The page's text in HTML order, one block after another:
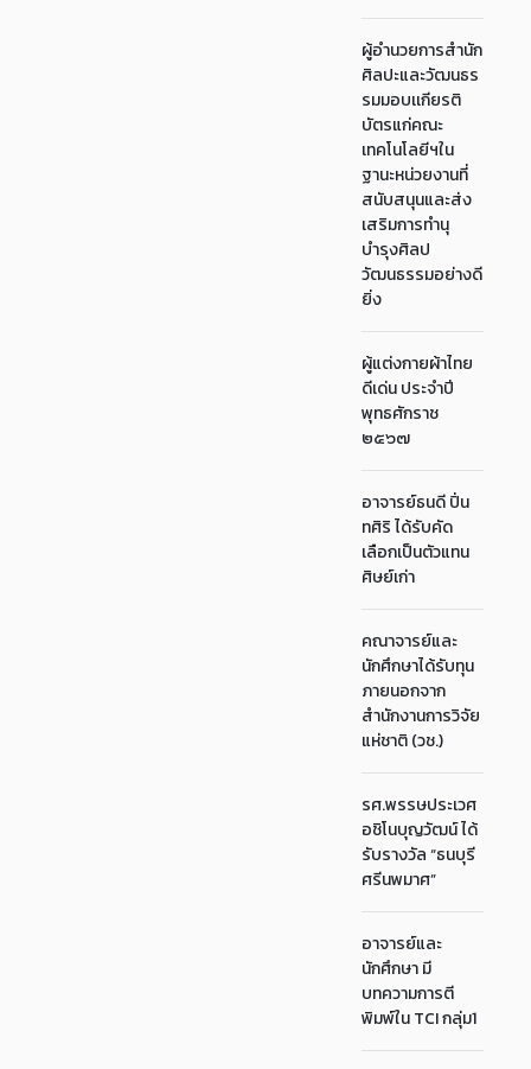
ผู้อำนวยการสำนัก
ศิลปะและวัฒนธร
รมมอบเเกียรติ
บัตรแก่คณะ
เทคโนโลยีฯใน
ฐานะหน่วยงานที่
สนับสนุนและส่ง
เสริมการทำนุ
บำรุงศิลป
วัฒนธรรมอย่างดี
ยิ่ง
ผู้แต่งกายผ้าไทย
ดีเด่น ประจำปี
พุทธศักราช
๒๕๖๗
อาจารย์ธนดี ปิ่น
ทศิริ ได้รับคัด
เลือกเป็นตัวแทน
ศิษย์เก่า
คณาจารย์และ
นักศึกษาได้รับทุน
ภายนอกจาก
สำนักงานการวิจัย
แห่ชาติ (วช.)
รศ.พรรษประเวศ
อชิโนบุญวัฒน์ ได้
รับรางวัล “ธนบุรี
ศรีนพมาศ”
อาจารย์และ
นักศึกษา มี
บทความการตี
พิมพ์ใน TCI กลุ่ม1